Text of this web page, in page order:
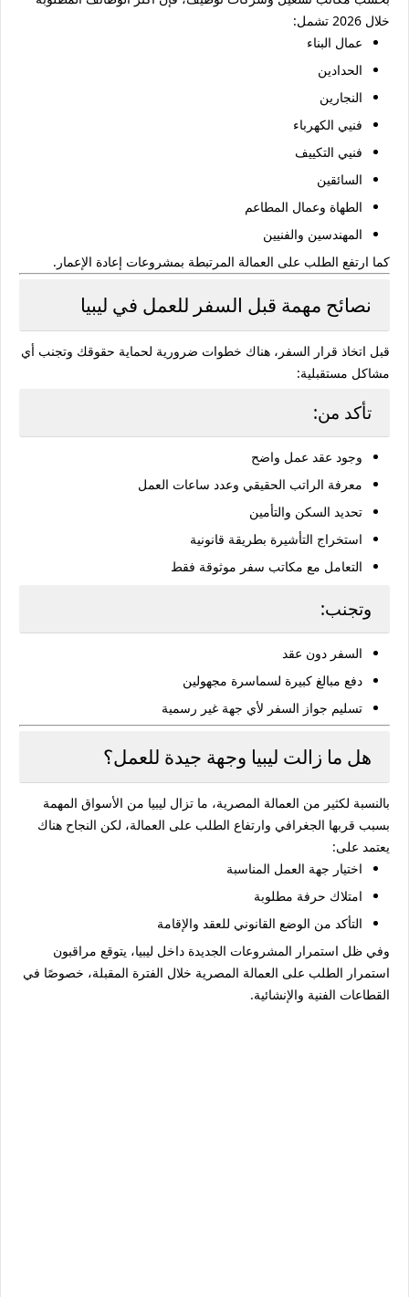
خلال 2026 تشمل:
عمال البناء
الحدادين
النجارين
فنيي الكهرباء
فنيي التكييف
السائقين
الطهاة وعمال المطاعم
المهندسين والفنيين
كما ارتفع الطلب على العمالة المرتبطة بمشروعات إعادة الإعمار.
نصائح مهمة قبل السفر للعمل في ليبيا
قبل اتخاذ قرار السفر، هناك خطوات ضرورية لحماية حقوقك وتجنب أي
مشاكل مستقبلية:
تأكد من:
وجود عقد عمل واضح
معرفة الراتب الحقيقي وعدد ساعات العمل
تحديد السكن والتأمين
استخراج التأشيرة بطريقة قانونية
التعامل مع مكاتب سفر موثوقة فقط
وتجنب:
السفر دون عقد
دفع مبالغ كبيرة لسماسرة مجهولين
تسليم جواز السفر لأي جهة غير رسمية
هل ما زالت ليبيا وجهة جيدة للعمل؟
بالنسبة لكثير من العمالة المصرية، ما تزال ليبيا من الأسواق المهمة
بسبب قربها الجغرافي وارتفاع الطلب على العمالة، لكن النجاح هناك
يعتمد على:
اختيار جهة العمل المناسبة
امتلاك حرفة مطلوبة
التأكد من الوضع القانوني للعقد والإقامة
وفي ظل استمرار المشروعات الجديدة داخل ليبيا، يتوقع مراقبون
استمرار الطلب على العمالة المصرية خلال الفترة المقبلة، خصوصًا في
القطاعات الفنية والإنشائية.